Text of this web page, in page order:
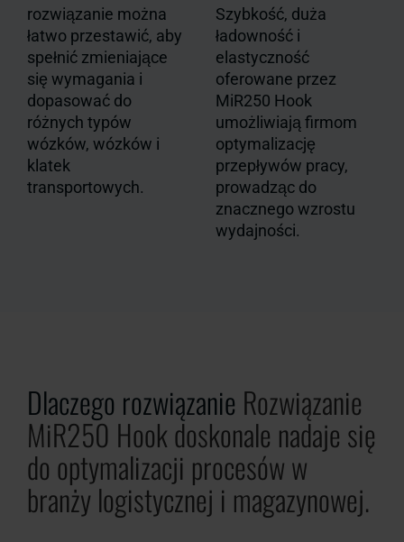
rozwiązanie można
łatwo przestawić, aby
spełnić zmieniające
się wymagania i
dopasować do
różnych typów
wózków, wózków i
klatek
transportowych.
Szybkość, duża
ładowność i
elastyczność
oferowane przez
MiR250 Hook
umożliwiają firmom
optymalizację
przepływów pracy,
prowadząc do
znacznego wzrostu
wydajności.
Dlaczego rozwiązanie Rozwiązanie
MiR250 Hook doskonale nadaje się
do optymalizacji procesów w
branży logistycznej i magazynowej.